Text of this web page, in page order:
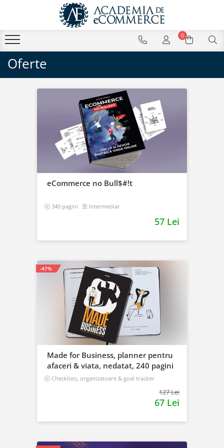
0
Oferte
eCommerce no Bull$#!t
340 pagini Intermediar
57 Lei
Made for Business, planner pentru
afaceri & viata, nedatat, 240 pagini
Checklists, organizatoare & goal tracker
127 Lei
67 Lei
-47%